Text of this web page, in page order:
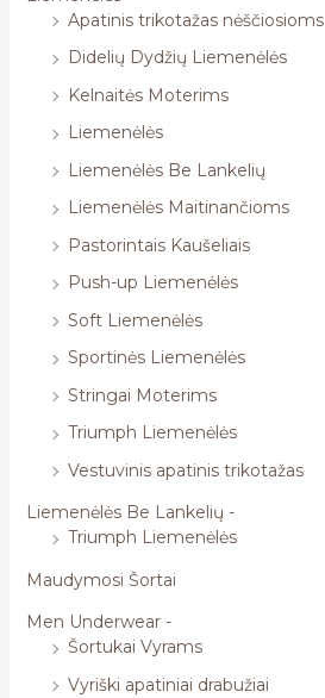
Apatinis trikotažas nėščiosioms
Didelių Dydžių Liemenėlės
Kelnaitės Moterims
Liemenėlės
Liemenėlės Be Lankelių
Liemenėlės Maitinančioms
Pastorintais Kaušeliais
Push-up Liemenėlės
Soft Liemenėlės
Sportinės Liemenėlės
Stringai Moterims
Triumph Liemenėlės
Vestuvinis apatinis trikotažas
Liemenėlės Be Lankelių -
Triumph Liemenėlės
Maudymosi Šortai
Men Underwear -
Šortukai Vyrams
Vyriški apatiniai drabužiai